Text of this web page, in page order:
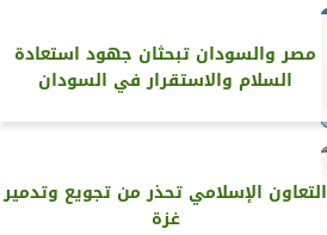
مصر والسودان تبحثان جهود استعادة
السلام والاستقرار في السودان
التعاون الإسلامي تحذر من تجويع وتدمير
غزة